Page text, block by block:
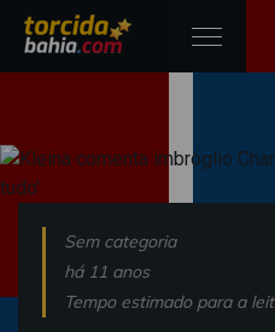
Sem categoria
há 11 anos
Tempo estimado para a